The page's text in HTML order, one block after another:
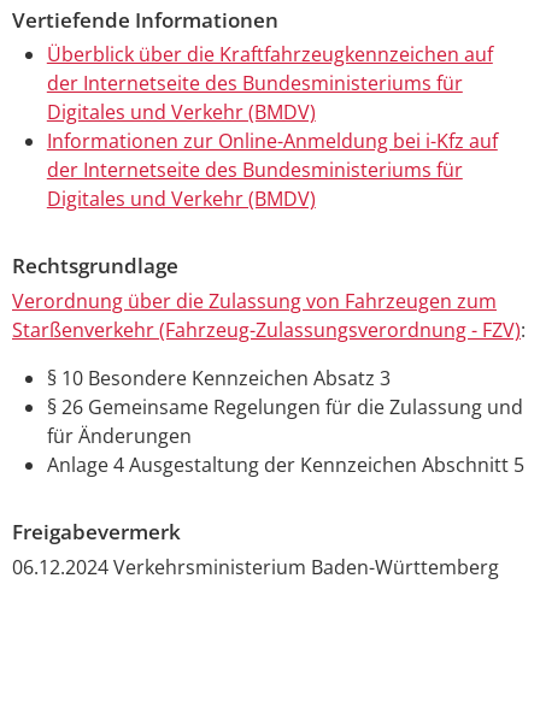
Vertiefende Informationen
Überblick über die Kraftfahrzeugkennzeichen auf
der Internetseite des Bundesministeriums für
Digitales und Verkehr (BMDV)
Informationen zur Online-Anmeldung bei i-Kfz auf
der Internetseite des Bundesministeriums für
Digitales und Verkehr (BMDV)
Rechtsgrundlage
Verordnung über die Zulassung von Fahrzeugen zum
Starßenverkehr (Fahrzeug-Zulassungsverordnung - FZV):
§ 10 Besondere Kennzeichen Absatz 3
§ 26 Gemeinsame Regelungen für die Zulassung und
für Änderungen
Anlage 4Ausgestaltung der Kennzeichen Abschnitt 5
Freigabevermerk
06.12.2024 Verkehrsministerium Baden-Württemberg